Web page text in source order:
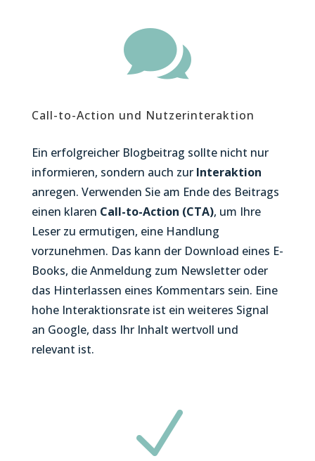

Call-to-Action und Nutzerinteraktion
Ein erfolgreicher Blogbeitrag sollte nicht nur
informieren, sondern auch zur Interaktion
anregen. Verwenden Sie am Ende des Beitrags
einen klaren Call-to-Action (CTA), um Ihre
Leser zu ermutigen, eine Handlung
vorzunehmen. Das kann der Download eines E-
Books, die Anmeldung zum Newsletter oder
das Hinterlassen eines Kommentars sein. Eine
hohe Interaktionsrate ist ein weiteres Signal
an Google, dass Ihr Inhalt wertvoll und
relevant ist.
N